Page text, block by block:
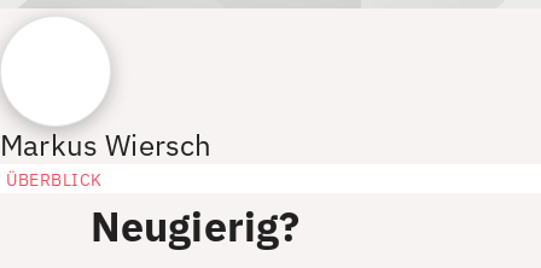
Markus Wiersch
ÜBERBLICK
Neugierig?